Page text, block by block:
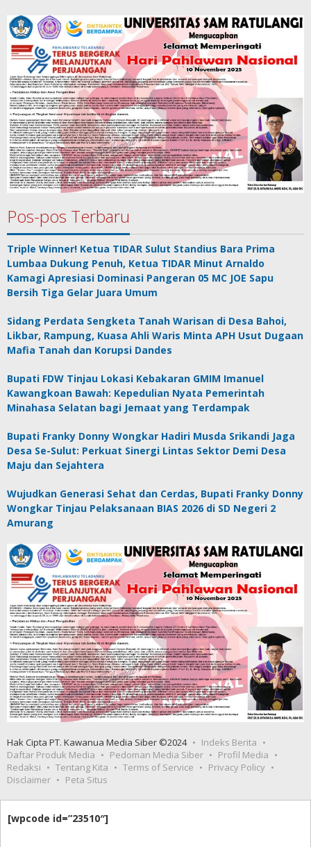
Pos-pos Terbaru
Triple Winner! Ketua TIDAR Sulut Standius Bara Prima
Lumbaa Dukung Penuh, Ketua TIDAR Minut Arnaldo
Kamagi Apresiasi Dominasi Pangeran 05 MC JOE Sapu
Bersih Tiga Gelar Juara Umum
Sidang Perdata Sengketa Tanah Warisan di Desa Bahoi,
Likbar, Rampung, Kuasa Ahli Waris Minta APH Usut Dugaan
Mafia Tanah dan Korupsi Dandes
Bupati FDW Tinjau Lokasi Kebakaran GMIM Imanuel
Kawangkoan Bawah: Kepedulian Nyata Pemerintah
Minahasa Selatan bagi Jemaat yang Terdampak
Bupati Franky Donny Wongkar Hadiri Musda Srikandi Jaga
Desa Se-Sulut: Perkuat Sinergi Lintas Sektor Demi Desa
Maju dan Sejahtera
Wujudkan Generasi Sehat dan Cerdas, Bupati Franky Donny
Wongkar Tinjau Pelaksanaan BIAS 2026 di SD Negeri 2
Amurang
Hak Cipta PT. Kawanua Media Siber ©2024
Indeks Berita
Daftar Produk Media
Pedoman Media Siber
Profil Media
Redaksi
Tentang Kita Terms of Service
Privacy Policy
Disclaimer
Peta Situs
[wpcode id=”23510″]